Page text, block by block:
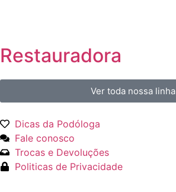
Restauradora
Ver toda nossa linha
Dicas da Podóloga
Fale conosco
Trocas e Devoluções
Politicas de Privacidade